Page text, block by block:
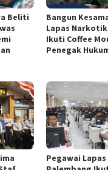
Beliti
Bangun
Lapas
Ikuti Coffee
Penegak
Pegawai